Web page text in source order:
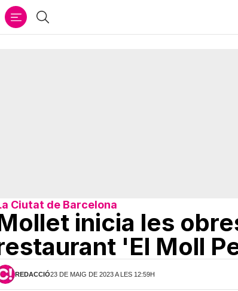
Cercar
Ciutat de Barcelona
inicia les
'El Moll
REDACCIÓ23 DE MAIG DE 2023 A LES 12:59H